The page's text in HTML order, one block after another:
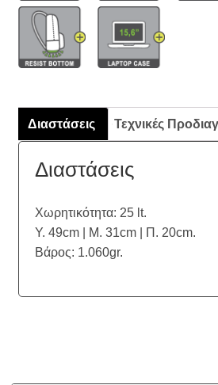
Διαστάσεις Τεχνικές
Διαστάσεις
Χωρητικότητα: 25 lt.
Υ. 49cm | Μ. 31cm | Π. 20cm.
Βάρος: 1.060gr.